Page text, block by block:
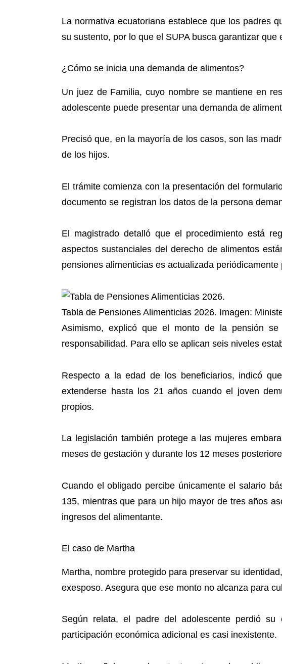
La normativa ecuatoriana establece que los padres
su sustento, por lo que el SUPA busca garantizar
¿Cómo se inicia una demanda de alimentos?
Un juez de Familia, cuyo nombre se mantiene en
adolescente puede presentar una demanda de
Precisó que, en la mayoría de los casos, son las
de los hijos.
El trámite comienza con la presentación del
documento se registran los datos de la persona
El magistrado detalló que el procedimiento está
aspectos sustanciales del derecho de alimentos
pensiones alimenticias es actualizada periódicamente
Tabla de Pensiones Alimenticias 2026. Imagen:
Asimismo, explicó que el monto de la pensión
responsabilidad. Para ello se aplican seis niveles
Respecto a la edad de los beneficiarios, indicó
extenderse hasta los 21 años cuando el joven
propios.
La legislación también protege a las mujeres
meses de gestación y durante los 12 meses
Cuando el obligado percibe únicamente el salario
135, mientras que para un hijo mayor de tres años
ingresos del alimentante.
El caso de Martha
Martha, nombre protegido para preservar su
exesposo. Asegura que ese monto no alcanza para
Según relata, el padre del adolescente perdió
participación económica adicional es casi inexistente.